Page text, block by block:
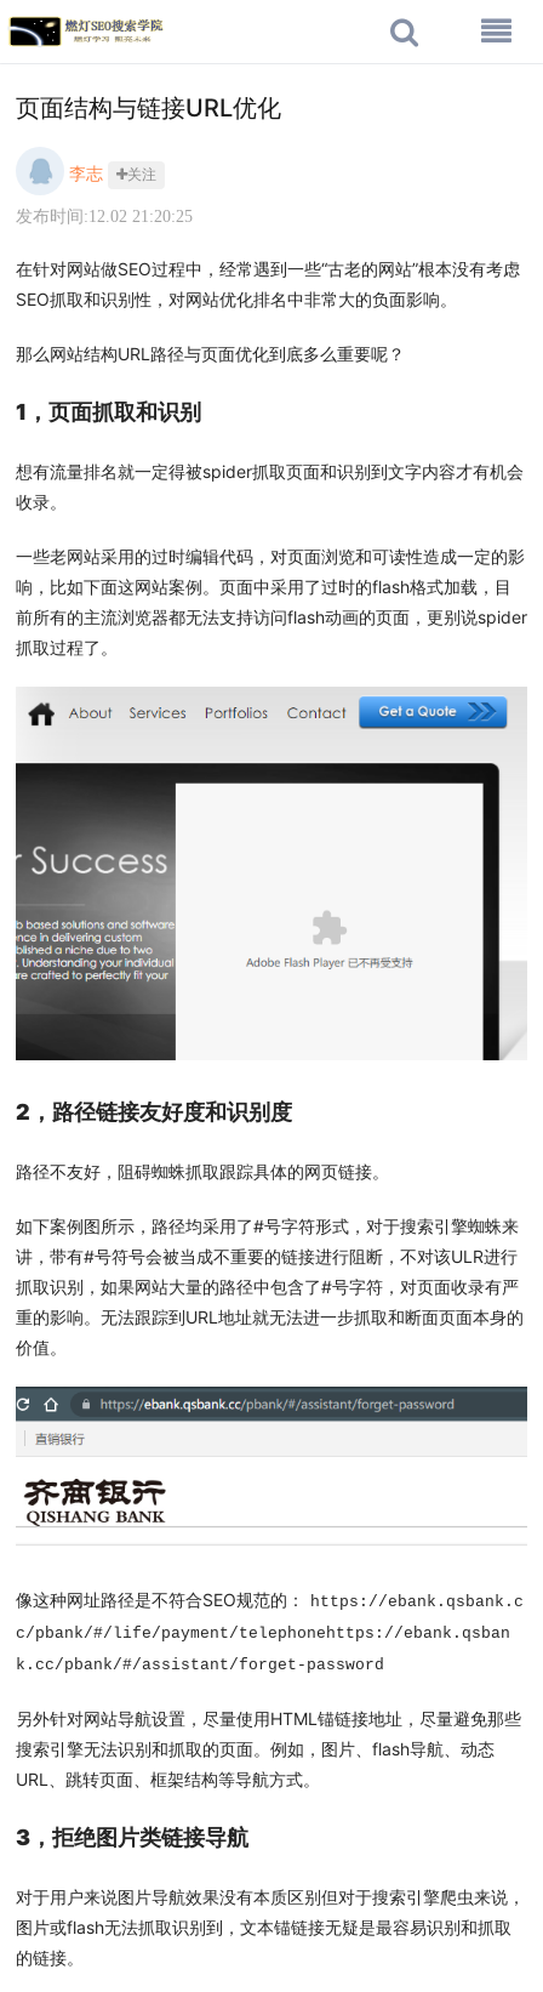
页面结构与链接URL优化
李志 关注
发布时间:12.02 21:20:25
在针对网站做SEO过程中，经常遇到一些“古老的网站”根本没有考虑
SEO抓取和识别性，对网站优化排名中非常大的负面影响。
那么网站结构URL路径与页面优化到底多么重要呢？
1，页面抓取和识别
想有流量排名就一定得被spider抓取页面和识别到文字内容才有机会
收录。
一些老网站采用的过时编辑代码，对页面浏览和可读性造成一定的影
响，比如下面这网站案例。页面中采用了过时的flash格式加载，目
前所有的主流浏览器都无法支持访问flash动画的页面，更别说spider
抓取过程了。
2，路径链接友好度和识别度
路径不友好，阻碍蜘蛛抓取跟踪具体的网页链接。
如下案例图所示，路径均采用了#号字符形式，对于搜索引擎蜘蛛来
讲，带有#号符号会被当成不重要的链接进行阻断，不对该ULR进行
抓取识别，如果网站大量的路径中包含了#号字符，对页面收录有严
重的影响。无法跟踪到URL地址就无法进一步抓取和断面页面本身的
价值。
像这种网址路径是不符合SEO规范的：
https://ebank.qsbank.c
c/pbank/#/life/payment/telephone https://ebank.qsban
k.cc/pbank/#/assistant/forget-password
另外针对网站导航设置，尽量使用HTML锚链接地址，尽量避免那些
搜索引擎无法识别和抓取的页面。例如，图片、flash导航、动态
URL、跳转页面、框架结构等导航方式。
3，拒绝图片类链接导航
对于用户来说图片导航效果没有本质区别但对于搜索引擎爬虫来说，
图片或flash无法抓取识别到，文本锚链接无疑是最容易识别和抓取
的链接。